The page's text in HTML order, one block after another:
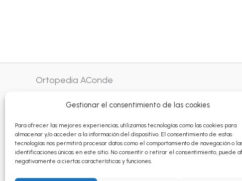
Gestionar el consentimiento de las cookies
Para ofrecer las mejores experiencias, utilizamos tecnologías como las cookies para
almacenar y/o acceder a la información del dispositivo. El consentimiento de estas
tecnologías nos permitirá procesar datos como el comportamiento de navegación o
identificaciones únicas en este sitio. No consentir o retirar el consentimiento, puede
negativamente a ciertas características y funciones.
Ortopedia AConde
Montevideo 12 - Lugo
982 24 13 98
info@ortopediaconde.com